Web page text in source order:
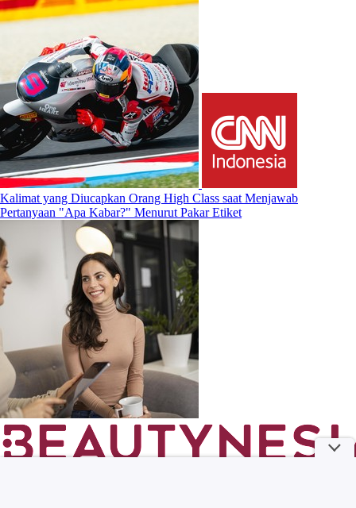
Kalimat yang Diucapkan Orang High Class saat Menjawab
Pertanyaan "Apa Kabar?" Menurut Pakar Etiket